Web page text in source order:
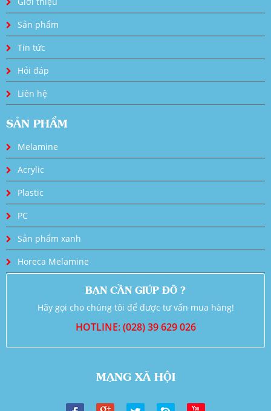
Sản phẩm
Tin tức
Hỏi đáp
Liên hệ
SẢN PHẨM
Melamine
Acrylic
Plastic
PC
Sản phẩm xanh
Horeca Melamine
BẠN CẦN GIÚP ĐỠ ?
Hãy gọi cho chúng tôi để được tư vấn mua hàng!
HOTLINE: (028) 39 629 026
MẠNG XÃ HỘI